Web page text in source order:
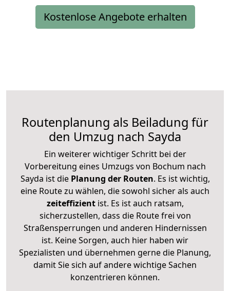
Kostenlose Angebote erhalten
Routenplanung als Beiladung für
den Umzug nach Sayda
Ein weiterer wichtiger Schritt bei der
Vorbereitung eines Umzugs von Bochum nach
Sayda ist diePlanung der Routen. Es ist wichtig,
eine Route zu wählen, die sowohl sicher als auch
zeiteffizientist. Es ist auch ratsam,
sicherzustellen, dass die Route frei von
Straßensperrungen und anderen Hindernissen
ist. Keine Sorgen, auch hier haben wir
Spezialisten und übernehmen gerne die Planung,
damit Sie sich auf andere wichtige Sachen
konzentrieren können.